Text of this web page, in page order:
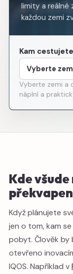
limity a
každou zemi
Kam
Vyberte zemi a
náplní a
Kde
Když plánujete
jen o tom, kam
pobyt. Člověk by
otevřeno
IQOS. Například v